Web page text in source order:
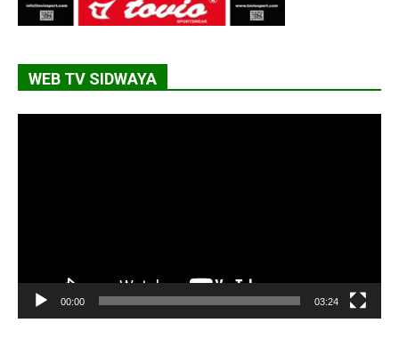
WEB TV SIDWAYA
00:00 03:24